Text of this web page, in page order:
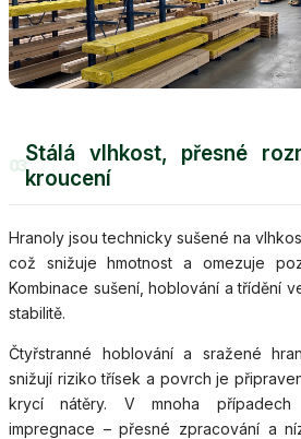
03Stálá vlhkost, přesné
kroucení
Hranoly jsou technicky sušené na
což snižuje hmotnost a omezuje
Kombinace sušení, hoblování a třídění
stabilitě.
Čtyřstranné hoblování a sražené
snižují riziko třísek a povrch je
krycí nátěry. V mnoha případech
impregnace – přesné zpracování a